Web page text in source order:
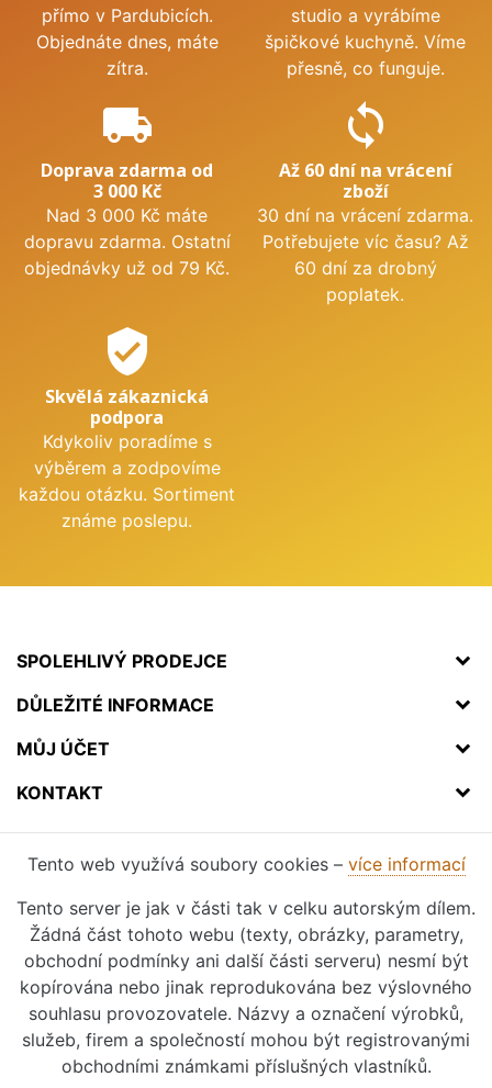
přímo v Pardubicích.
Objednáte dnes, máte
zítra.
studio a vyrábíme
špičkové kuchyně. Víme
přesně, co funguje.
local_shipping
Doprava zdarma od
3 000 Kč
Nad 3 000 Kč máte
dopravu zdarma. Ostatní
objednávky už od 79 Kč.
sync
Až 60 dní na vrácení
zboží
30 dní na vrácení zdarma.
Potřebujete víc času? Až
60 dní za drobný
poplatek.
verified_user
Skvělá zákaznická
podpora
Kdykoliv poradíme s
výběrem a zodpovíme
každou otázku. Sortiment
známe poslepu.
SPOLEHLIVÝ PRODEJCE
DŮLEŽITÉ INFORMACE
MŮJ ÚČET
KONTAKT
Tento web využívá soubory cookies – více informací
Tento server je jak v části tak v celku autorským dílem.
Žádná část tohoto webu (texty, obrázky, parametry,
obchodní podmínky ani další části serveru) nesmí být
kopírována nebo jinak reprodukována bez výslovného
souhlasu provozovatele. Názvy a označení výrobků,
služeb, firem a společností mohou být registrovanými
obchodními známkami příslušných vlastníků.